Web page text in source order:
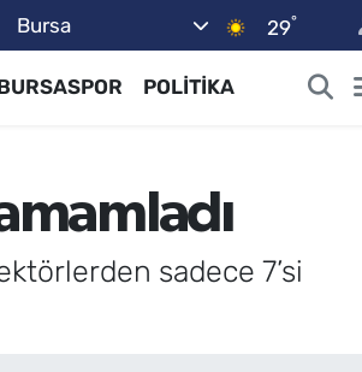
Bursa 29°
POLİTİKA
sadece 7’si